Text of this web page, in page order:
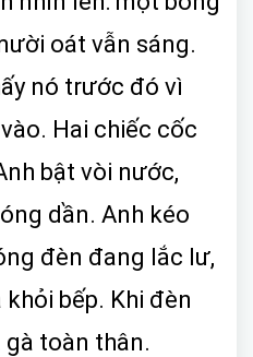
oát vẫn sáng.
nó trước đó vì
Hai chiếc cốc
bật vòi nước,
dần. Anh kéo
đèn đang lắc lư,
bếp. Khi đèn
gà toàn thân.